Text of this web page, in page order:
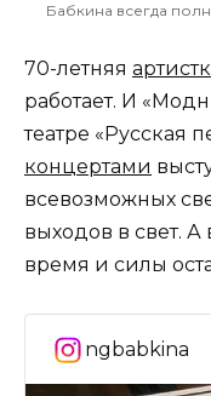
Бабкина всегда
70-летняя
работает. И
театре «Русская
концертами
всевозможных
выходов в свет.
время и силы
ngbabkina